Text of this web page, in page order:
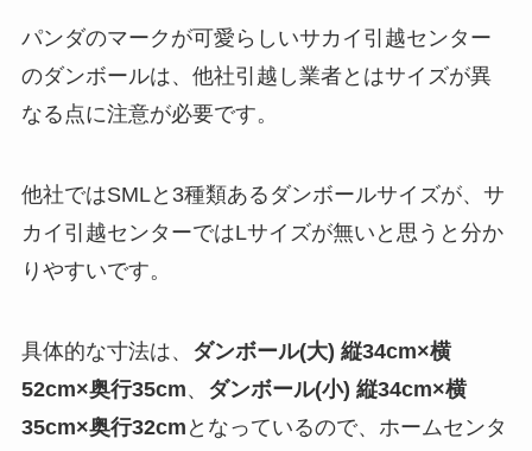
パンダのマークが可愛らしいサカイ引越センター
のダンボールは、他社引越し業者とはサイズが異
なる点に注意が必要です。
他社ではSMLと3種類あるダンボールサイズが、サ
カイ引越センターではLサイズが無いと思うと分か
りやすいです。
具体的な寸法は、 ダンボール(大) 縦34cm×横
52cm×奥行35cm、 ダンボール(小) 縦34cm×横
35cm×奥行32cm となっているので、ホームセンタ